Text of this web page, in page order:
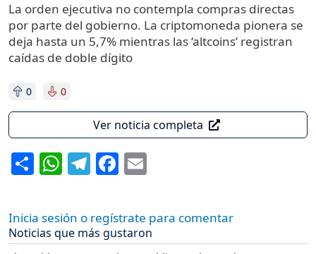
La orden ejecutiva no contempla compras directas
por parte del gobierno. La criptomoneda pionera se
deja hasta un 5,7% mientras las ‘altcoins’ registran
caídas de doble dígito
0 0
Ver noticia completa
ShareWhatsApp
Telegram
Facebook
Inicia sesión o regístrate para comentar
Noticias que más gustaron